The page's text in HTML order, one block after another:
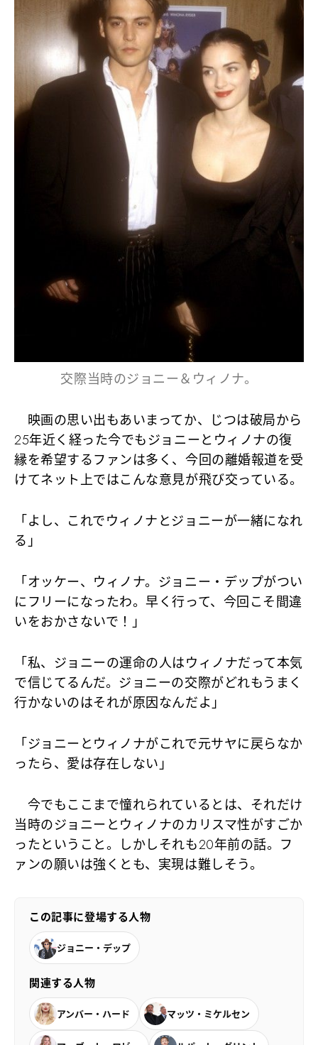
交際当時のジョニー＆ウィノナ。
映画の思い出もあいまってか、じつは破局から
25年近く経った今でもジョニーとウィノナの復
縁を希望するファンは多く、今回の離婚報道を受
けてネット上ではこんな意見が飛び交っている。
「よし、これでウィノナとジョニーが一緒になれ
る」
「オッケー、ウィノナ。ジョニー・デップがつい
にフリーになったわ。早く行って、今回こそ間違
いをおかさないで！」
「私、ジョニーの運命の人はウィノナだって本気
で信じてるんだ。ジョニーの交際がどれもうまく
行かないのはそれが原因なんだよ」
「ジョニーとウィノナがこれで元サヤに戻らなか
ったら、愛は存在しない」
今でもここまで憧れられているとは、それだけ
当時のジョニーとウィノナのカリスマ性がすごか
ったということ。しかしそれも20年前の話。フ
ァンの願いは強くとも、実現は難しそう。
この記事に登場する人物
ジョニー・デップ
関連する人物
アンバー・ハード マッツ・ミケルセン